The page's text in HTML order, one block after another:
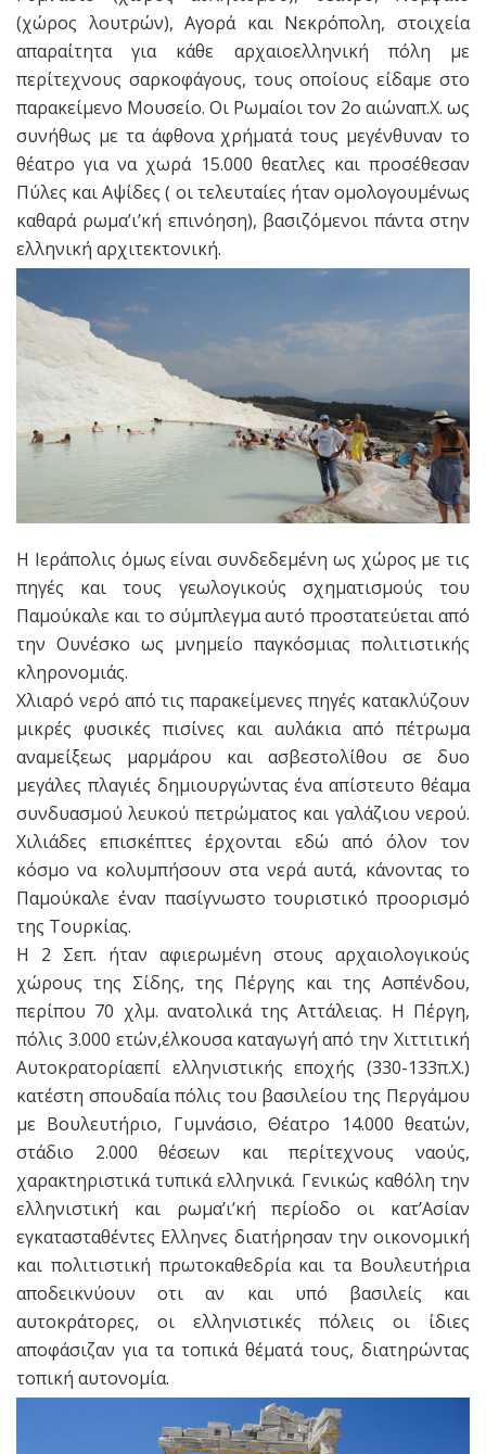
(χώρος λουτρών), Αγορά και Νεκρόπολη, στοιχεία
απαραίτητα για κάθε αρχαιοελληνική πόλη με
περίτεχνους σαρκοφάγους, τους οποίους είδαμε στο
παρακείμενο Μουσείο. Οι Ρωμαίοι τον 2ο αιώναπ.Χ. ως
συνήθως με τα άφθονα χρήματά τους μεγένθυναν το
θέατρο για να χωρά 15.000 θεατλες και προσέθεσαν
Πύλες και Αψίδες ( οι τελευταίες ήταν ομολογουμένως
καθαρά ρωμα’ι’κή επινόηση), βασιζόμενοι πάντα στην
ελληνική αρχιτεκτονική.
Η Ιεράπολις όμως είναι συνδεδεμένη ως χώρος με τις
πηγές και τους γεωλογικούς σχηματισμούς του
Παμούκαλε και το σύμπλεγμα αυτό προστατεύεται από
την Ουνέσκο ως μνημείο παγκόσμιας πολιτιστικής
κληρονομιάς.
Χλιαρό νερό από τις παρακείμενες πηγές κατακλύζουν
μικρές φυσικές πισίνες και αυλάκια από πέτρωμα
αναμείξεως μαρμάρου και ασβεστολίθου σε δυο
μεγάλες πλαγιές δημιουργώντας ένα απίστευτο θέαμα
συνδυασμού λευκού πετρώματος και γαλάζιου νερού.
Χιλιάδες επισκέπτες έρχονται εδώ από όλον τον
κόσμο να κολυμπήσουν στα νερά αυτά, κάνοντας το
Παμούκαλε έναν πασίγνωστο τουριστικό προορισμό
της Τουρκίας.
Η 2 Σεπ. ήταν αφιερωμένη στους αρχαιολογικούς
χώρους της Σίδης, της Πέργης και της Ασπένδου,
περίπου 70 χλμ. ανατολικά της Αττάλειας. Η Πέργη,
πόλις 3.000 ετών,έλκουσα καταγωγή από την Χιττιτική
Αυτοκρατορίαεπί ελληνιστικής εποχής (330-133π.Χ.)
κατέστη σπουδαία πόλις του βασιλείου της Περγάμου
με Βουλευτήριο, Γυμνάσιο, Θέατρο 14.000 θεατών,
στάδιο 2.000 θέσεων και περίτεχνους ναούς,
χαρακτηριστικά τυπικά ελληνικά. Γενικώς καθόλη την
ελληνιστική και ρωμα’ι’κή περίοδο οι κατ’Ασίαν
εγκατασταθέντες Ελληνες διατήρησαν την οικονομική
και πολιτιστική πρωτοκαθεδρία και τα Βουλευτήρια
αποδεικνύουν οτι αν και υπό βασιλείς και
αυτοκράτορες, οι ελληνιστικές πόλεις οι ίδιες
αποφάσιζαν για τα τοπικά θέματά τους, διατηρώντας
τοπική αυτονομία.